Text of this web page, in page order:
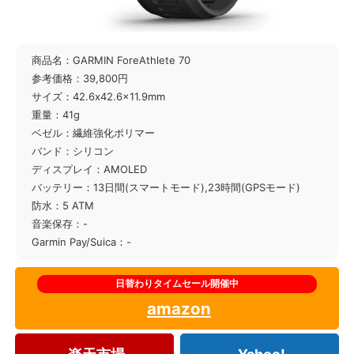
商品名：GARMIN ForeAthlete 70
参考価格：39,800円
サイズ：42.6x42.6x11.9mm
重量：41g
ベゼル：繊維強化ポリマー
バンド：シリコン
ディスプレイ：AMOLED
バッテリー：13日間(スマートモード),23時間(GPSモード)
防水：5 ATM
音楽保存：-
Garmin Pay/Suica：-
amazon